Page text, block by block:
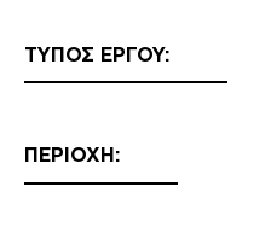
ΤΥΠΟΣ ΕΡΓΟΥ:
ΠΕΡΙΟΧΗ: